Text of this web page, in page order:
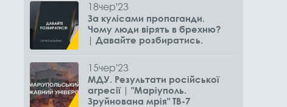
18чер'23
За кулісами пропаганди.
Чому люди вірять в брехню?
| Давайте розбиратись.
15чер'23
МДУ. Результати російської
агресії | "Маріуполь.
Зруйнована мрія" ТВ-7